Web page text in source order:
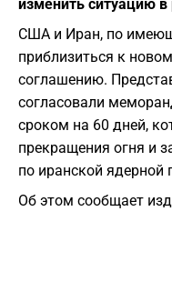
изменить ситуацию в
США и Иран, по
приблизиться к
соглашению.
согласовали
сроком на 60 дней,
прекращения огня и
по иранской ядерной
Об этом сообщает